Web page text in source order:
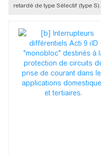
retardé de type Sélectif (type S).